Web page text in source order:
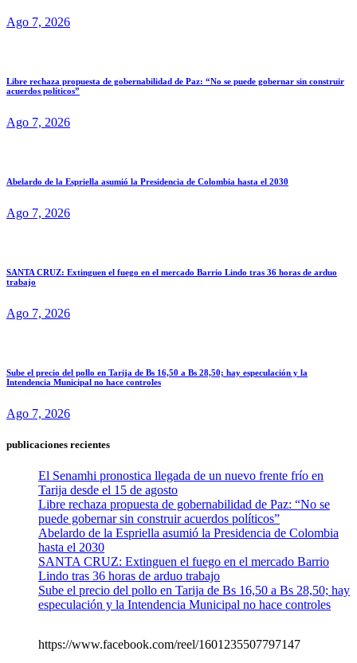
Ago 7, 2026
Libre rechaza propuesta de gobernabilidad de Paz: “No se puede gobernar sin construir
acuerdos políticos”
Ago 7, 2026
Abelardo de la Espriella asumió la Presidencia de Colombia hasta el 2030
Ago 7, 2026
SANTA CRUZ: Extinguen el fuego en el mercado Barrio Lindo tras 36 horas de arduo
trabajo
Ago 7, 2026
Sube el precio del pollo en Tarija de Bs 16,50 a Bs 28,50; hay especulación y la
Intendencia Municipal no hace controles
Ago 7, 2026
publicaciones recientes
El Senamhi pronostica llegada de un nuevo frente frío en
Tarija desde el 15 de agosto
Libre rechaza propuesta de gobernabilidad de Paz: “No se
puede gobernar sin construir acuerdos políticos”
Abelardo de la Espriella asumió la Presidencia de Colombia
hasta el 2030
SANTA CRUZ: Extinguen el fuego en el mercado Barrio
Lindo tras 36 horas de arduo trabajo
Sube el precio del pollo en Tarija de Bs 16,50 a Bs 28,50; hay
especulación y la Intendencia Municipal no hace controles
https://www.facebook.com/reel/1601235507797147